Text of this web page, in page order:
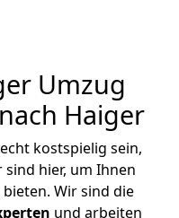
Umzug
Haiger
kostspielig sein,
hier, um Ihnen
bieten. Wir sind die
und arbeiten